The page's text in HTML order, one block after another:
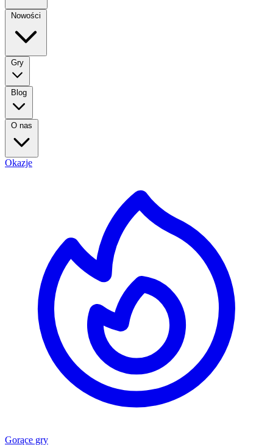
Nowości
Gry
Blog
O nas
Okazje
Gorące gry